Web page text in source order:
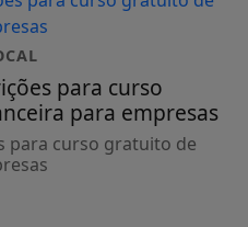
para curso
para empresas
para curso gratuito de